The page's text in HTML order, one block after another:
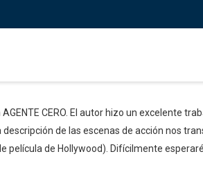
CERO. El autor hizo un excelente
de las escenas de acción nos
película de Hollywood). Difícilmente esperaré